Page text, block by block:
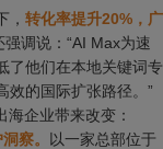
， 转化率提升20%，广
强调说：“AI Max为速
了他们在本地关键词专
效的国际扩张路径。”
企业带来改变：
察。
以一家总部位于